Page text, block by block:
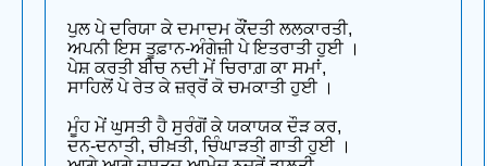
ਪੁਲ ਪੇ ਦਰਿਯਾ ਕੇ ਦਮਾਦਮ ਕੌਂਦਤੀ ਲਲਕਾਰਤੀ,
ਅਪਨੀ ਇਸ ਤੂਫ਼ਾਨ-ਅੰਗੇਜ਼ੀ ਪੇ ਇਤਰਾਤੀ ਹੁਈ ।
ਪੇਸ਼ ਕਰਤੀ ਬੀਚ ਨਦੀ ਮੇਂ ਚਿਰਾਗ਼ ਕਾ ਸਮਾਂ,
ਸਾਹਿਲੋਂ ਪੇ ਰੇਤ ਕੇ ਜ਼ਰ੍ਰੋਂ ਕੋ ਚਮਕਾਤੀ ਹੁਈ ।
ਮੂੰਹ ਮੇਂ ਘੁਸਤੀ ਹੈ ਸੁਰੰਗੋਂ ਕੇ ਯਕਾਯਕ ਦੌੜ ਕਰ,
ਦਨ-ਦਨਾਤੀ, ਚੀਖ਼ਤੀ, ਚਿੰਘਾੜਤੀ ਗਾਤੀ ਹੁਈ ।